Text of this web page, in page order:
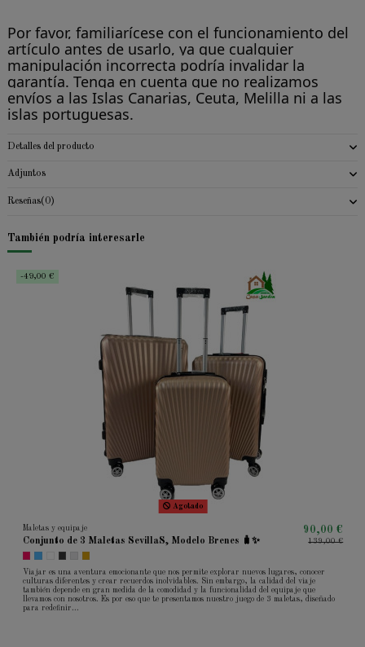
Por favor, familiarícese con el funcionamiento del
artículo antes de usarlo, ya que cualquier
manipulación incorrecta podría invalidar la
garantía. Tenga en cuenta que no realizamos
envíos a las Islas Canarias, Ceuta, Melilla ni a las
islas portuguesas.
Detalles del producto
Adjuntos
Reseñas(0)
También podría interesarle
-49,00 €
Agotado
Maletas y equipaje
Conjunto de 3 Maletas SevillaS, Modelo Brenes 🧳✨
90,00 €
139,00 €
Viajar es una aventura emocionante que nos permite explorar nuevos lugares, conocer
culturas diferentes y crear recuerdos inolvidables. Sin embargo, la calidad del viaje
también depende en gran medida de la comodidad y la funcionalidad del equipaje que
llevamos con nosotros. Es por eso que te presentamos nuestro juego de 3 maletas, diseñado
para redefinir...